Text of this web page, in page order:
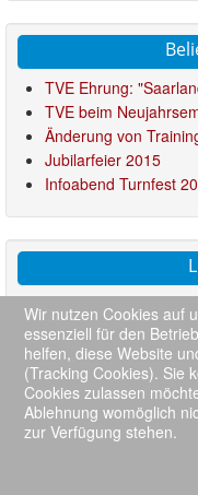
TVE Ehrung:
TVE beim
Änderung von
Jubilarfeier 2015
Infoabend Turnfest
Saarländischer
Turngau Blies
Kids in Bewegung
Deutsche Turnliga
Impressum
Wir nutzen Cookies auf
essenziell für den
helfen, diese Website
(Tracking Cookies). Sie
Cookies zulassen
Ablehnung womöglich
zur Verfügung stehen.